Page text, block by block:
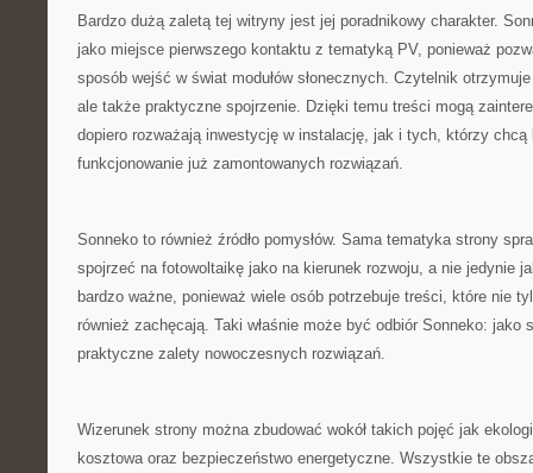
Bardzo dużą zaletą tej witryny jest jej poradnikowy charakter.
jako miejsce pierwszego kontaktu z tematyką PV, ponieważ
sposób wejść w świat modułów słonecznych. Czytelnik
ale także praktyczne spojrzenie. Dzięki temu treści mogą
dopiero rozważają inwestycję w instalację, jak i tych, którzy chcą
funkcjonowanie już zamontowanych rozwiązań.
Sonneko to również źródło pomysłów. Sama tematyka strony
spojrzeć na fotowoltaikę jako na kierunek rozwoju, a nie jedynie
bardzo ważne, ponieważ wiele osób potrzebuje treści, które nie
również zachęcają. Taki właśnie może być odbiór Sonneko: jako
praktyczne zalety nowoczesnych rozwiązań.
Wizerunek strony można zbudować wokół takich pojęć jak
kosztowa oraz bezpieczeństwo energetyczne. Wszystkie te